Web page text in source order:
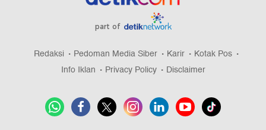
part of
Redaksi Pedoman Media Siber Karir
Kotak Pos
Info Iklan
Privacy Policy Disclaimer